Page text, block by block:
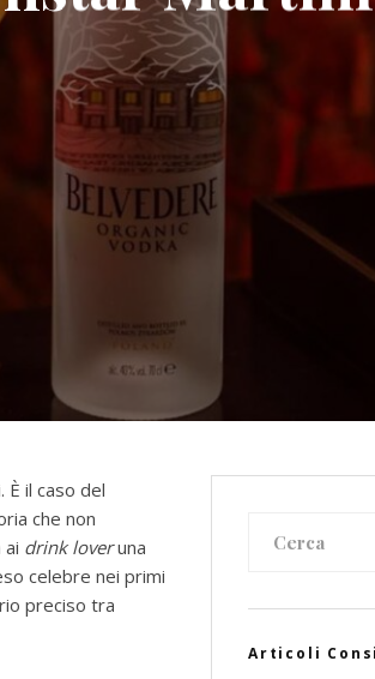
il caso del
che non
ai drink loveruna
celebre nei primi
preciso tra
Articoli